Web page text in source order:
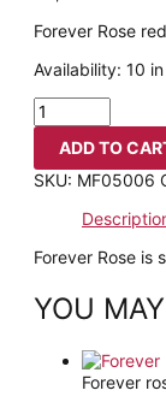
Forever Rose
Availability: 10
ADD TO
SKU: MF05006
Forever Rose is
YOU
Forever